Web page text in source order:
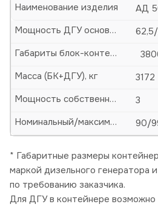
АД
Наименование изделия
Мощность ДГУ основная (кВА/кВт)
Габариты блок-контейнера (БК)-ДхШхВ, мм
3172
Масса (БК+ДГУ), кг
3
Мощность собственных нужд, кВт
90/
Номинальный/максимальный ток, А
* Габаритные размеры
маркой дизельного генератора
по требованию заказчика.
Для ДГУ в контейнере